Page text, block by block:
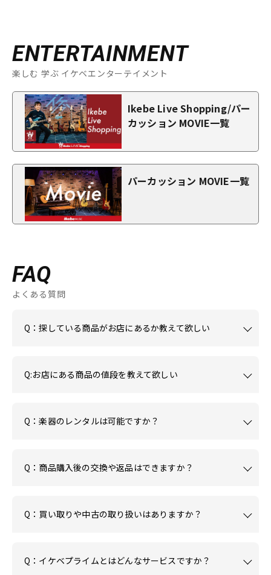
ENTERTAINMENT
楽しむ 学ぶ イケベエンターテイメント
Ikebe Live Shopping/パー
カッション MOVIE一覧
パーカッション MOVIE一覧
FAQ
よくある質問
Q：探している商品がお店にあるか教えて欲しい
Q:お店にある商品の値段を教えて欲しい
Q：楽器のレンタルは可能ですか？
Q：商品購入後の交換や返品はできますか？
Q：買い取りや中古の取り扱いはありますか？
Q：イケベプライムとはどんなサービスですか？